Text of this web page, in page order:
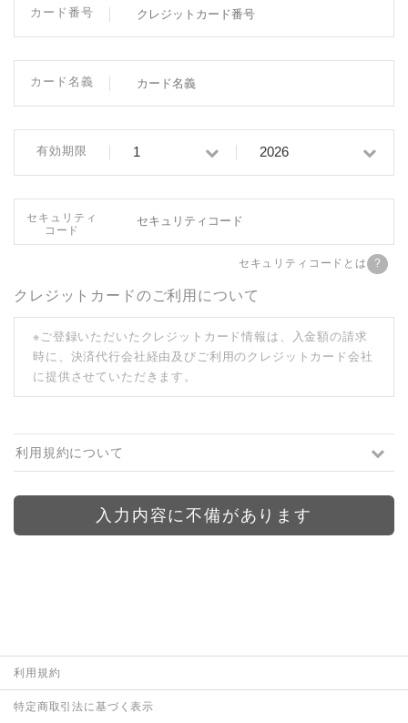
カード番号
カード名義
有効期限
セキュリティ
コード
セキュリティコードとは
クレジットカードのご利用について
※ご登録いただいたクレジットカード情報は、入金額の請求
時に、決済代行会社経由及びご利用のクレジットカード会社
に提供させていただきます。
利用規約について
入力内容に不備があります
利用規約
特定商取引法に基づく表示